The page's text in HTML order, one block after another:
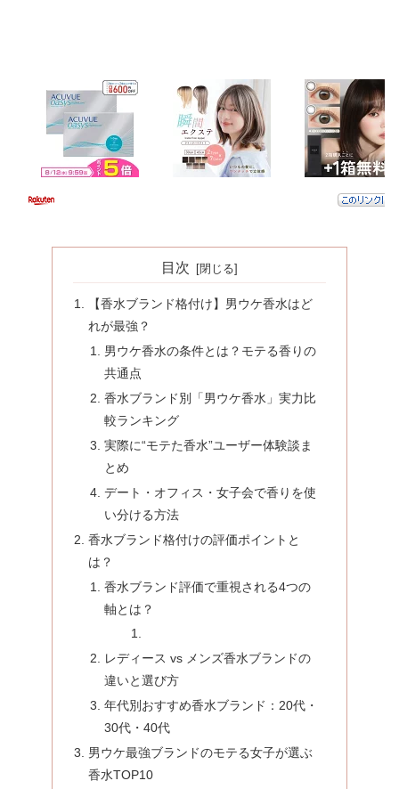
目次
【香水ブランド格付け】男ウケ香水はど
れが最強？
男ウケ香水の条件とは？モテる香りの
共通点
香水ブランド別「男ウケ香水」実力比
較ランキング
実際に“モテた香水”ユーザー体験談ま
とめ
デート・オフィス・女子会で香りを使
い分ける方法
香水ブランド格付けの評価ポイントと
は？
香水ブランド評価で重視される4つの
軸とは？
レディース vs メンズ香水ブランドの
違いと選び方
年代別おすすめ香水ブランド：20代・
30代・40代
男ウケ最強ブランドのモテる女子が選ぶ
香水TOP10